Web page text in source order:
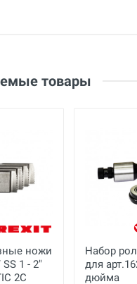
с упаковкой
отзыв
товары
ножи
SS 1 - 2"
2C
Набор
для
дюйма